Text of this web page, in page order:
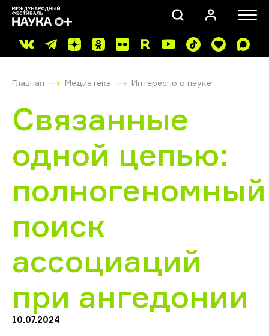
ПОИСК
Главная Медиатека Интересно о науке
Связанные
одной цепью:
полногеномный
поиск
ассоциаций
при ангедонии
10.07.2024